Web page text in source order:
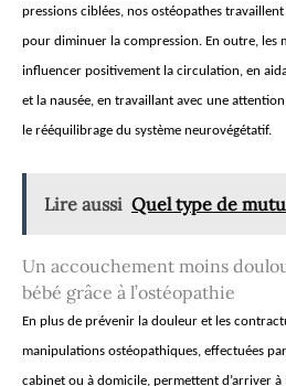
pressions ciblées, nos ostéopathes
pour diminuer la compression. En outre, les
influencer positivement la circulation, en
et la nausée, en travaillant avec une
le rééquilibrage du système neurovégétatif.
Lire aussi Quel type de
Un accouchement moins
bébé grâce à l’ostéopathie
En plus de prévenir la douleur et les
manipulations ostéopathiques, effectuées
cabinet ou à domicile, permettent d’arriver à